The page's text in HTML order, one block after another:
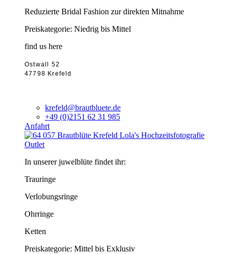
Reduzierte Bridal Fashion zur direkten Mitnahme
Preiskategorie: Niedrig bis Mittel
find us here
Ostwall 52
47798 Krefeld
krefeld@brautbluete.de
+49 (0)2151 62 31 985
Anfahrt
Outlet
In unserer juwelblüte findet ihr:
Trauringe
Verlobungsringe
Ohrringe
Ketten
Preiskategorie: Mittel bis Exklusiv